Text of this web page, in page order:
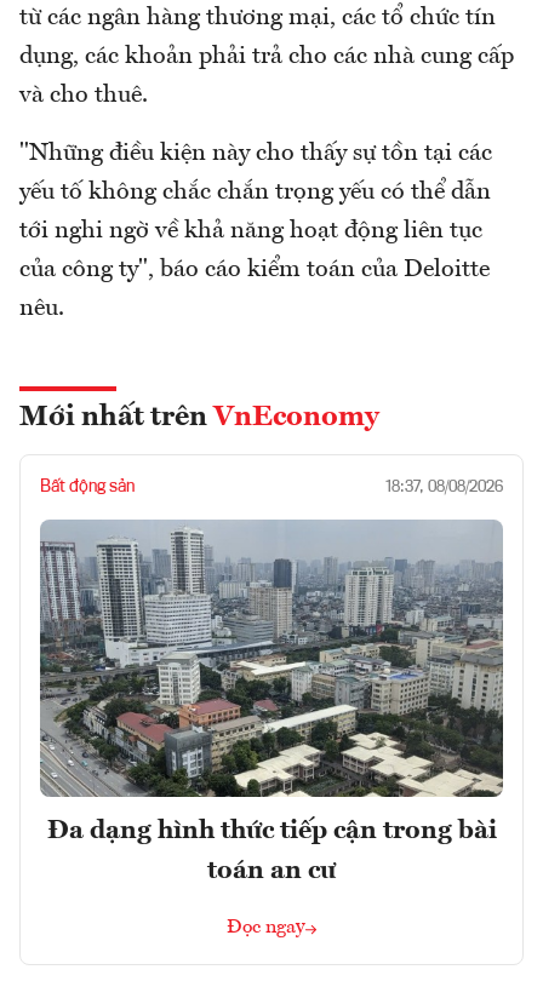
từ các ngân hàng thương mại, các tổ chức tín
dụng, các khoản phải trả cho các nhà cung cấp
và cho thuê.
"Những điều kiện này cho thấy sự tồn tại các
yếu tố không chắc chắn trọng yếu có thể dẫn
tới nghi ngờ về khả năng hoạt động liên tục
của công ty", báo cáo kiểm toán của Deloitte
nêu.
Mới nhất trên VnEconomy
Bất động sản 18:37, 08/08/2026
Đa dạng hình thức tiếp cận trong bài
toán an cư
Đọc ngay